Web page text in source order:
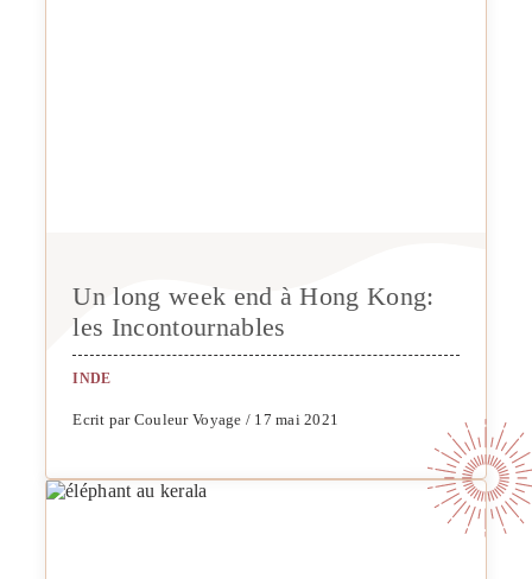
Un long week end à Hong Kong:
les Incontournables
INDE
Ecrit par Couleur Voyage / 17 mai 2021